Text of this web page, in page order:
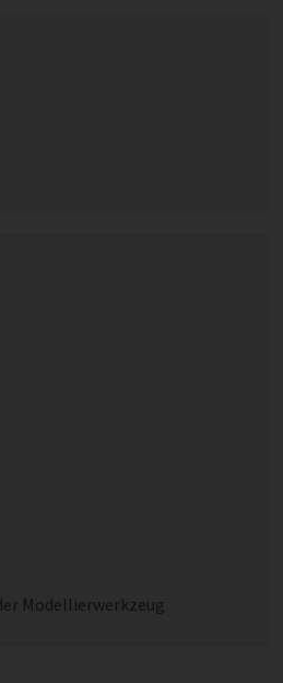
Modellierwerkzeug